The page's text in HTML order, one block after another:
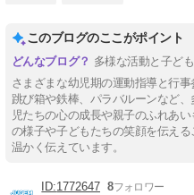
このブログのここがポイント
多様な活動と子ど
さまざまな幼児期の運動指導と行
跳び箱や鉄棒、パラバルーンなど
児たちの心の成長や親子のふれあ
の様子や子どもたちの笑顔を伝え
温かく伝えています。
1772647 8